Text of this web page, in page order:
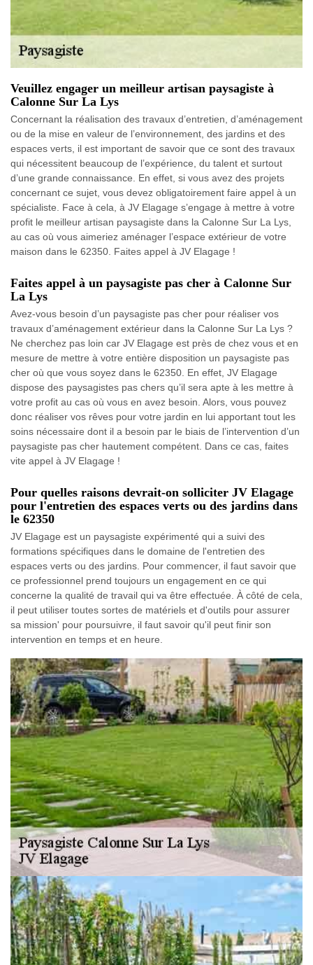
Veuillez engager un meilleur artisan paysagiste à
Calonne Sur La Lys
Concernant la réalisation des travaux d’entretien, d’aménagement
ou de la mise en valeur de l’environnement, des jardins et des
espaces verts, il est important de savoir que ce sont des travaux
qui nécessitent beaucoup de l’expérience, du talent et surtout
d’une grande connaissance. En effet, si vous avez des projets
concernant ce sujet, vous devez obligatoirement faire appel à un
spécialiste. Face à cela, à JV Elagage s’engage à mettre à votre
profit le meilleur artisan paysagiste dans la Calonne Sur La Lys,
au cas où vous aimeriez aménager l’espace extérieur de votre
maison dans le 62350. Faites appel à JV Elagage !
Faites appel à un paysagiste pas cher à Calonne Sur
La Lys
Avez-vous besoin d’un paysagiste pas cher pour réaliser vos
travaux d’aménagement extérieur dans la Calonne Sur La Lys ?
Ne cherchez pas loin car JV Elagage est près de chez vous et en
mesure de mettre à votre entière disposition un paysagiste pas
cher où que vous soyez dans le 62350. En effet, JV Elagage
dispose des paysagistes pas chers qu’il sera apte à les mettre à
votre profit au cas où vous en avez besoin. Alors, vous pouvez
donc réaliser vos rêves pour votre jardin en lui apportant tout les
soins nécessaire dont il a besoin par le biais de l’intervention d’un
paysagiste pas cher hautement compétent. Dans ce cas, faites
vite appel à JV Elagage !
Pour quelles raisons devrait-on solliciter JV Elagage
pour l'entretien des espaces verts ou des jardins dans
le 62350
JV Elagage est un paysagiste expérimenté qui a suivi des
formations spécifiques dans le domaine de l'entretien des
espaces verts ou des jardins. Pour commencer, il faut savoir que
ce professionnel prend toujours un engagement en ce qui
concerne la qualité de travail qui va être effectuée. À côté de cela,
il peut utiliser toutes sortes de matériels et d'outils pour assurer
sa mission' pour poursuivre, il faut savoir qu'il peut finir son
intervention en temps et en heure.